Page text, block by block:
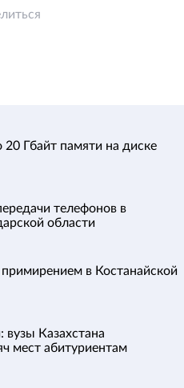
Гбайт памяти на диске
телефонов в
области
в Костанайской
вузы Казахстана
мест абитуриентам